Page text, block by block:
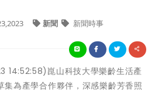
新聞 新聞時事
14:52:58)崑山科技大學樂齡生活產
集為產學合作夥伴，深感樂齡芳香照